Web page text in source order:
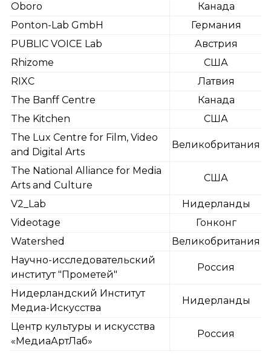
Oboro
Канада
Ponton-Lab GmbH
Германия
PUBLIC VOICE Lab
Австрия
Rhizome
США
RIXC
Латвия
The Banff Centre
Канада
The Kitchen
США
The Lux Centre for Film, Video
and Digital Arts
Великобритания
The National Alliance for Media
Arts and Culture
США
V2_Lab
Нидерланды
Videotage
Гонконг
Watershed
Великобритания
Научно-исследовательский
институт "Прометей"
Россия
Нидерландский Институт
Медиа-Искусства
Нидерланды
Центр культуры и искусства
«МедиаАртЛаб»
Россия